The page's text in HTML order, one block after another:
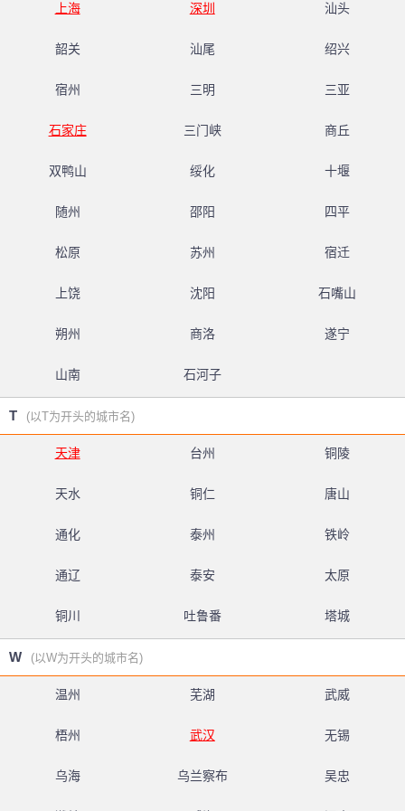
上海 深圳 汕头
韶关 汕尾 绍兴
宿州 三明 三亚
石家庄 三门峡 商丘
双鸭山 绥化 十堰
随州 邵阳 四平
松原 苏州 宿迁
上饶 沈阳 石嘴山
朔州 商洛 遂宁
山南 石河子
T (以T为开头的城市名)
天津 台州 铜陵
天水 铜仁 唐山
通化 泰州 铁岭
通辽 泰安 太原
铜川 吐鲁番 塔城
W (以W为开头的城市名)
温州 芜湖 武威
梧州 武汉 无锡
乌海 乌兰察布 吴忠